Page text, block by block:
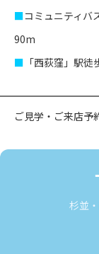
■コミュニティバ
90m
■ 「西荻窪」駅徒
ご見学・ご来店予
杉並